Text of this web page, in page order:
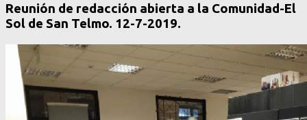
Reunión de redacción abierta a la Comunidad-El
Sol de San Telmo. 12-7-2019.